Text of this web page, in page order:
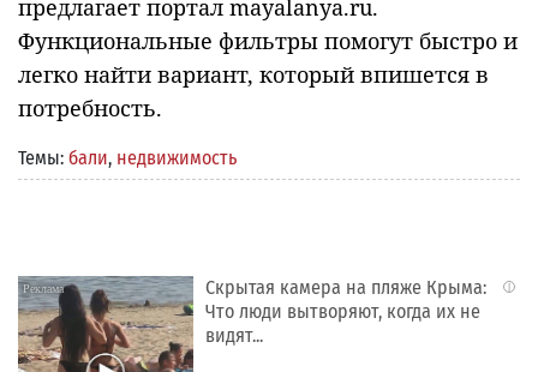
предлагает портал mayalanya.ru.
Функциональные фильтры помогут быстро и
легко найти вариант, который впишется в
потребность.
Темы: бали, недвижимость
i
Скрытая камера на пляже Крыма:
Что люди вытворяют, когда их не
видят...